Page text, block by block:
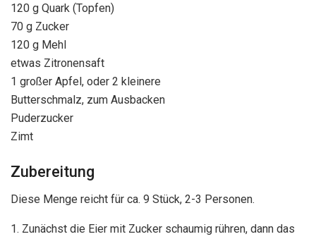
120 g Quark (Topfen)
70 g Zucker
120 g Mehl
etwas Zitronensaft
1 großer Apfel, oder 2 kleinere
Butterschmalz, zum Ausbacken
Puderzucker
Zimt
Zubereitung
Diese Menge reicht für ca. 9 Stück, 2-3 Personen.
1. Zunächst die Eier mit Zucker schaumig rühren, dann das